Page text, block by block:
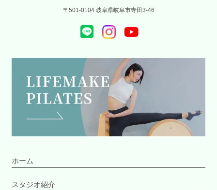
〒501-0104 岐阜県岐阜市寺田3-46
ホーム
スタジオ紹介